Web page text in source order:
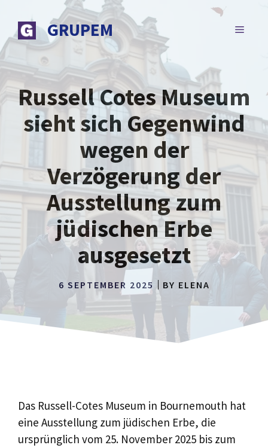
Inhalt
springen
GRUPEM MENÜ
Russell Cotes Museum
sieht sich Gegenwind
wegen der
Verzögerung der
Ausstellung zum
jüdischen Erbe
ausgesetzt
6 SEPTEMBER 2025 BY ELENA
Das Russell-Cotes Museum in Bournemouth hat
eine Ausstellung zum jüdischen Erbe, die
ursprünglich vom 25. November 2025 bis zum